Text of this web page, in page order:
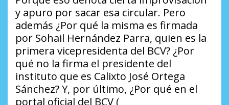
y apuro por sacar esa circular. Pero
además ¿Por qué la misma es firmada
por Sohail Hernández Parra, quien es la
primera vicepresidenta del BCV? ¿Por
qué no la firma el presidente del
instituto que es Calixto José Ortega
Sánchez?Y, por último, ¿Por qué en el
portal oficial del BCV (